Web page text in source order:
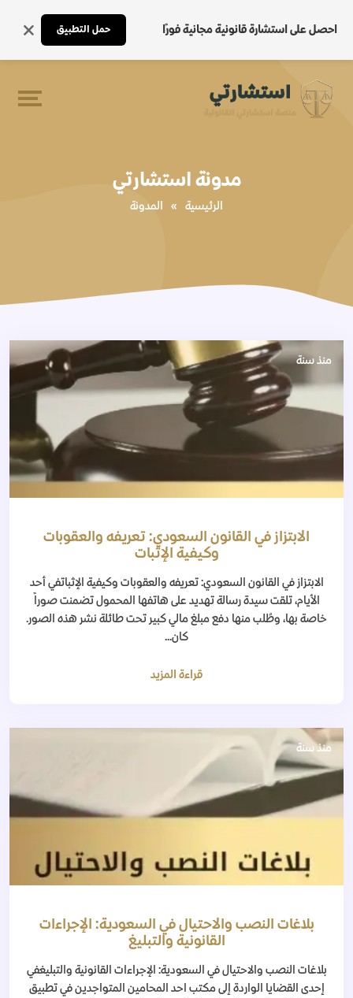
احصل على استشارة قانونية مجانية فورًا حمل التطبيق
مدونة استشارتي
الرئيسية » المدونة
منذ سنة
الابتزاز في القانون السعودي: تعريفه والعقوبات
وكيفية الإثبات
الابتزاز في القانون السعودي: تعريفه والعقوبات وكيفية الإثباتفي أحد
الأيام، تلقت سيدة رسالة تهديد على هاتفها المحمول تضمنت صوراً
خاصة بها، وطُلب منها دفع مبلغ مالي كبير تحت طائلة نشر هذه الصور.
كان...
قراءة المزيد
منذ سنة
بلاغات النصب والاحتيال في السعودية: الإجراءات
القانونية والتبليغ
بلاغات النصب والاحتيال في السعودية: الإجراءات القانونية والتبليغفي
إحدى القضايا الواردة إلى مكتب احد المحامين المتواجدين في تطبيق